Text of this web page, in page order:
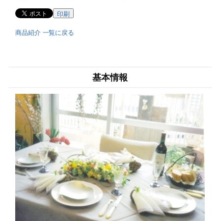
印刷
商品紹介 一覧に戻る
基本情報